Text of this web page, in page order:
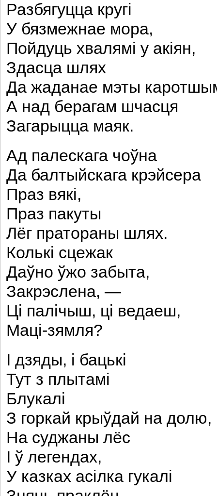
Разбягуцца кругі
У бязмежнае мора,
Пойдуць хвалямі у акіян,
Здасца шлях
Да жаданае мэты
А над берагам шчасця
Загарыцца маяк.
Ад палескага чоўна
Да балтыйскага крэйсера
Праз вякі,
Праз пакуты
Лёг пратораны шлях.
Колькі сцежак
Даўно ўжо забыта,
Закрэслена, —
Ці палічыш, ці ведаеш,
Маці-зямля?
I дзяды, і бацькі
Тут з плытамі
Блукалі
З горкай крыўдай на долю,
На суджаны лёс
I ў легендах,
У казках асілка гукалі